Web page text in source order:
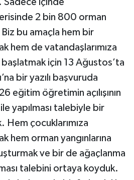
Sadece içinde
2 bin 800 orman
bu amaçla hem bir
hem de vatandaşlarımıza
için 13 Ağustos’ta
bir yazılı başvuruda
eğitim öğretimin açılışının
ile yapılması talebiyle bir
Hem çocuklarımıza
hem orman yangınlarına
ve bir de ağaçlanma
talebini ortaya koyduk.